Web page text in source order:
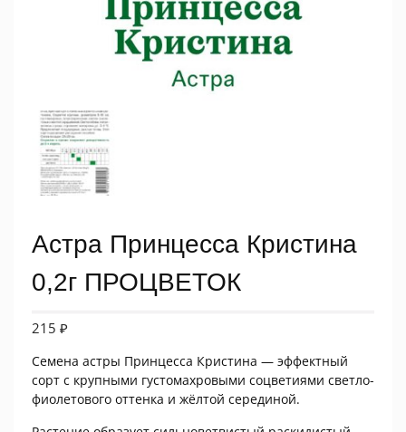
Астра Принцесса Кристина
0,2г ПРОЦВЕТОК
215 ₽
Семена астры Принцесса Кристина — эффектный
сорт с крупными густомахровыми соцветиями светло-
фиолетового оттенка и жёлтой серединой.